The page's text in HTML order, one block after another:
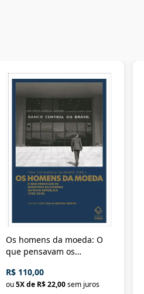
Os homens da moeda: O
que pensavam os
Nova República (1985-
2018)
R$ 110,00
ou5X de R$ 22,00sem juros